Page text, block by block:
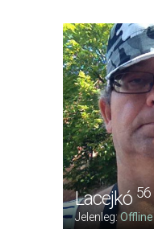
Lacejkó 56
Jelenleg:Offline